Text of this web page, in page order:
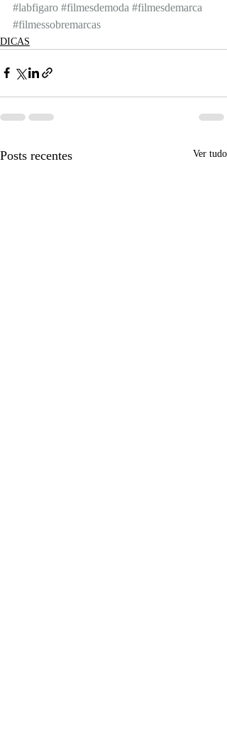
#labfigaro #filmesdemoda #filmesdemarca
#filmessobremarcas
DICAS
Posts recentes Ver tudo